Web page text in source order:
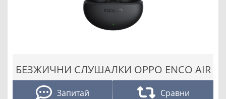
БЕЗЖИЧНИ СЛУШАЛКИ OPPO ENCO AIR
Запитай Сравни